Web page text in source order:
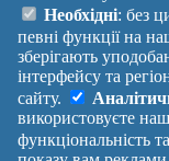
Правила
Допомога
Платні
послуги
Необхідні: без
певні функції на
зберігають
інтерфейсу та
сайту.
використовуєте
функціональність